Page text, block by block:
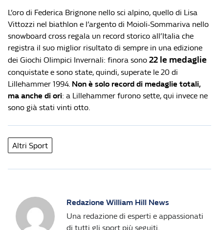
L’oro di Federica Brignone nello sci alpino, quello di Lisa
Vittozzi nel biathlon e l’argento di Moioli-Sommariva nello
snowboard cross regala un record storico all’Italia che
registra il suo miglior risultato di sempre in una edizione
dei Giochi Olimpici Invernali: finora sono 22 le medaglie
conquistate e sono state, quindi, superate le 20 di
Lillehammer 1994. Non è solo record di medaglie totali,
ma anche di ori: a Lillehammer furono sette, qui invece ne
sono già stati vinti otto.
Altri Sport
Redazione William Hill News
Una redazione di esperti e appassionati
di tutti gli sport più seguiti.